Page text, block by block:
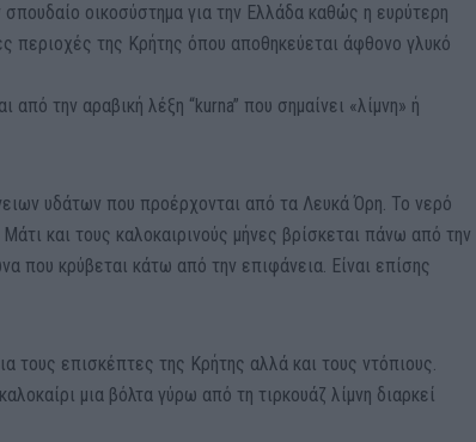
οικοσύστημα για την Ελλάδα καθώς η ευρύτερη
περιοχές της Κρήτης όπου αποθηκεύεται άφθονο γλυκό
την αραβική λέξη “kurna” που σημαίνει «λίμνη» ή
υδάτων που προέρχονται από τα Λευκά Όρη. Το νερό
και τους καλοκαιρινούς μήνες βρίσκεται πάνω από την
που κρύβεται κάτω από την επιφάνεια. Είναι επίσης
τους επισκέπτες της Κρήτης αλλά και τους ντόπιους.
μια βόλτα γύρω από τη τιρκουάζ λίμνη διαρκεί